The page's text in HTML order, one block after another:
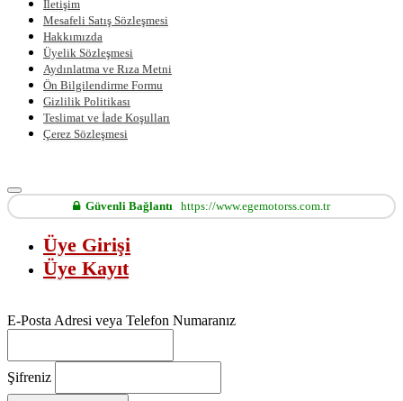
İletişim
Mesafeli Satış Sözleşmesi
Hakkımızda
Üyelik Sözleşmesi
Aydınlatma ve Rıza Metni
Ön Bilgilendirme Formu
Gizlilik Politikası
Teslimat ve İade Koşulları
Çerez Sözleşmesi
Güvenli Bağlantı https://www.egemotorss.com.tr
Üye Girişi
Üye Kayıt
E-Posta Adresi veya Telefon Numaranız
Şifreniz